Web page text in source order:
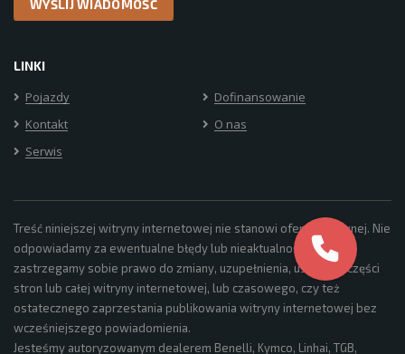
LINKI
Pojazdy
Dofinansowanie
Kontakt
O nas
Serwis
Treść niniejszej witryny internetowej nie stanowi oferty umownej. Nie
odpowiadamy za ewentualne błędy lub nieaktualność oraz
zastrzegamy sobie prawo do zmiany, uzupełnienia, usuwania części
stron lub całej witryny internetowej, lub czasowego, czy też
ostatecznego zaprzestania publikowania witryny internetowej bez
wcześniejszego powiadomienia.
Jesteśmy autoryzowanym dealerem Benelli, Kymco, Linhai, TGB,